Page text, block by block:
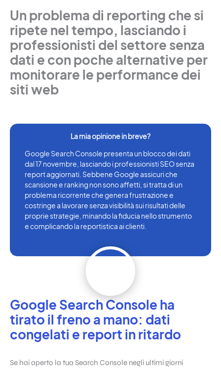
Un problema di reporting che si
ripete nel tempo, lasciando i
professionisti del settore senza
dati e con poche alternative per
monitorare le performance dei
siti web
Google Search Console presenta un blocco dei dati
dal 17 novembre, lasciando i professionisti SEO senza
report aggiornati. Sebbene Google assicuri che
scansione e ranking non sono affetti, si tratta di un
problema ricorrente che genera frustrazione e
costringe a lavorare senza visibilità sui risultati delle
proprie strategie, minando la fiducia nello strumento
e complicando la reportistica ai clienti.
Google Search Console ha
tirato il freno a mano: dati
congelati e report in ritardo
Se hai aperto la tua Search Console negli ultimi giorni